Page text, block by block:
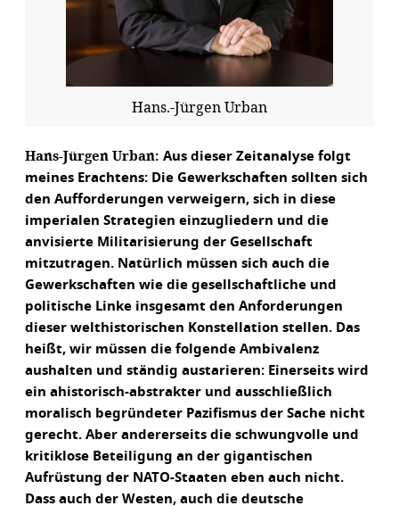
Hans.-Jürgen Urban
Hans-Jürgen Urban: Aus dieser Zeitanalyse folgt
meines Erachtens: Die Gewerkschaften sollten sich
den Aufforderungen verweigern, sich in diese
imperialen Strategien einzugliedern und die
anvisierte Militarisierung der Gesellschaft
mitzutragen. Natürlich müssen sich auch die
Gewerkschaften wie die gesellschaftliche und
politische Linke insgesamt den Anforderungen
dieser welthistorischen Konstellation stellen. Das
heißt, wir müssen die folgende Ambivalenz
aushalten und ständig austarieren: Einerseits wird
ein ahistorisch-abstrakter und ausschließlich
moralisch begründeter Pazifismus der Sache nicht
gerecht. Aber andererseits die schwungvolle und
kritiklose Beteiligung an der gigantischen
Aufrüstung der NATO-Staaten eben auch nicht.
Dass auch der Westen, auch die deutsche